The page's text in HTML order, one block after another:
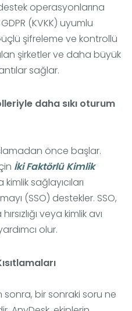
operasyonlarına
(KVKK) uyumlu
şifreleme ve kontrollü
şirketler ve daha büyük
sağlar.
daha sıkı oturum
önce başlar.
İki Faktörlü Kimlik
sağlayıcıları
(SSO) destekler. SSO,
veya kimlik avı
olur.
sonra, bir sonraki soru ne